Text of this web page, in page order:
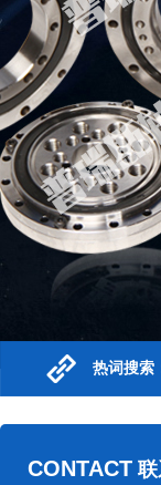
热词搜索
CONTACT 联